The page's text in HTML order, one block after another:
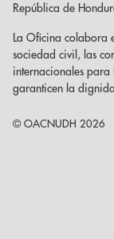
República de
La Oficina colabora
sociedad civil, las
internacionales para
garanticen la
© OACNUDH 2026